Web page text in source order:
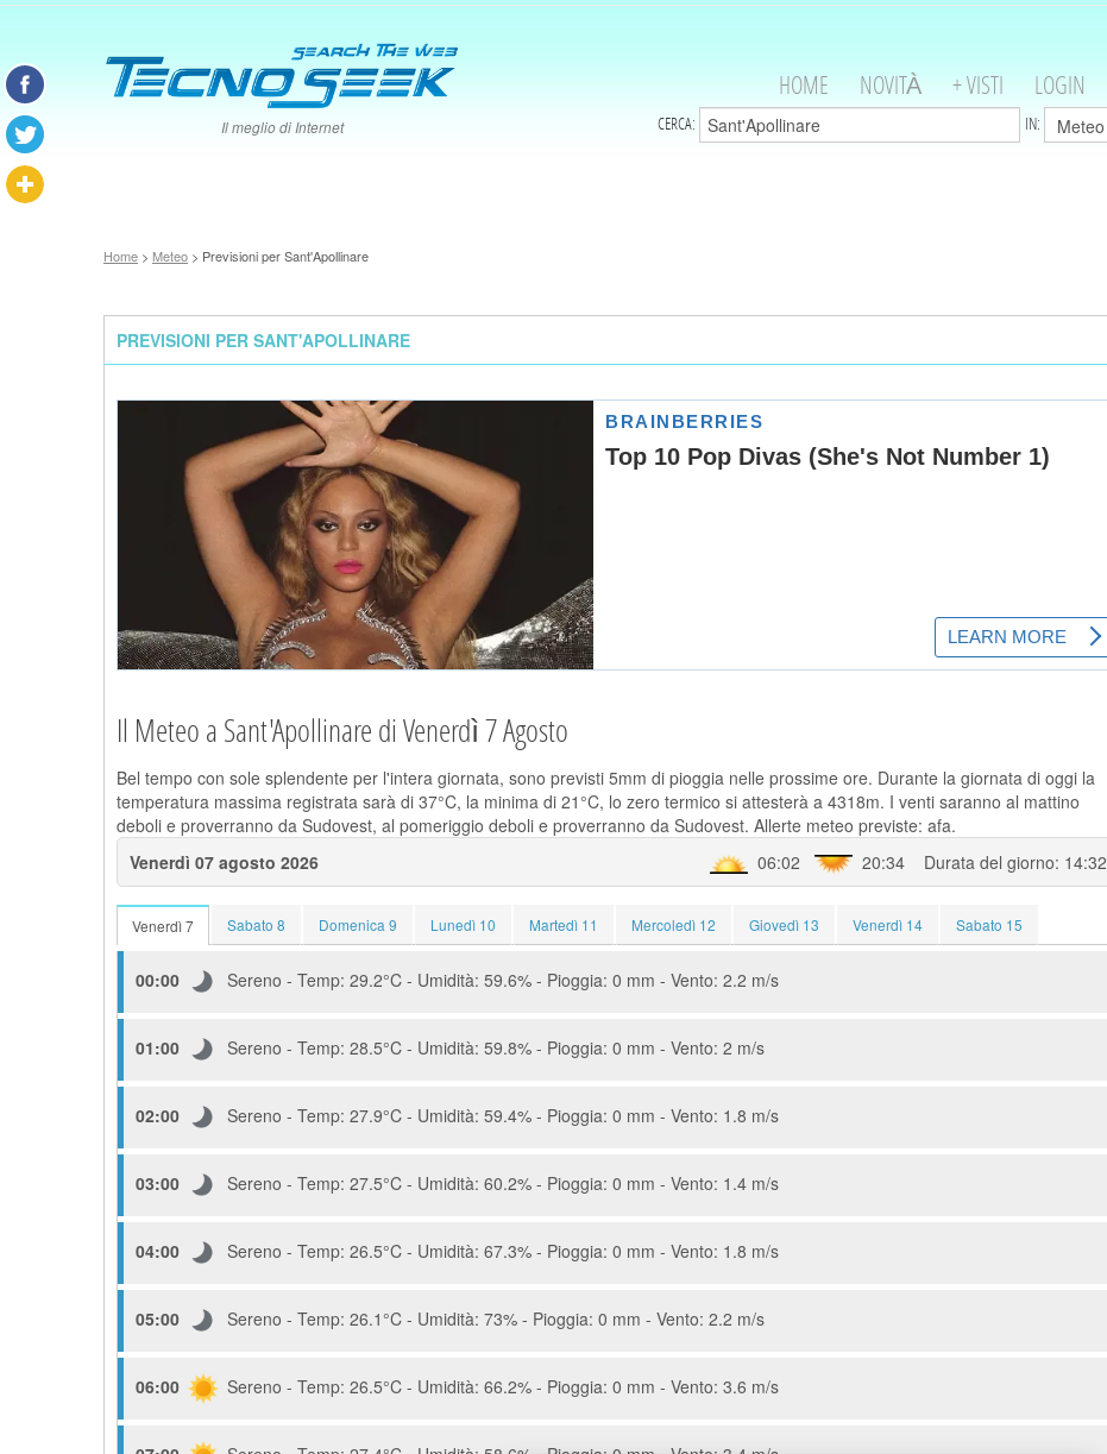
Il meglio di Internet
HOME NOVITÀ + VISTI LOGIN
CERCA: IN:
Home > Meteo > Previsioni per Sant'Apollinare
PREVISIONI PER SANT'APOLLINARE
Il Meteo a Sant'Apollinare di Venerdì 7 Agosto
Bel tempo con sole splendente per l'intera giornata, sono previsti 5mm di pioggia nelle prossime ore. Durante la giornata di oggi la
temperatura massima registrata sarà di 37°C, la minima di 21°C, lo zero termico si attesterà a 4318m. I venti saranno al mattino
deboli e proverranno da Sudovest, al pomeriggio deboli e proverranno da Sudovest. Allerte meteo previste: afa.
Venerdì 07 agosto 2026
06:02 20:34 Durata del giorno: 14:32
Venerdì 7 Sabato 8 Domenica 9 Lunedì 10 Martedì 11 Mercoledì 12 Giovedì 13 Venerdì 14 Sabato 15
00:00 Sereno - Temp: 29.2°C - Umidità: 59.6% - Pioggia: 0 mm - Vento: 2.2 m/s
01:00 Sereno - Temp: 28.5°C - Umidità: 59.8% - Pioggia: 0 mm - Vento: 2 m/s
02:00 Sereno - Temp: 27.9°C - Umidità: 59.4% - Pioggia: 0 mm - Vento: 1.8 m/s
03:00 Sereno - Temp: 27.5°C - Umidità: 60.2% - Pioggia: 0 mm - Vento: 1.4 m/s
04:00 Sereno - Temp: 26.5°C - Umidità: 67.3% - Pioggia: 0 mm - Vento: 1.8 m/s
05:00 Sereno - Temp: 26.1°C - Umidità: 73% - Pioggia: 0 mm - Vento: 2.2 m/s
06:00 Sereno - Temp: 26.5°C - Umidità: 66.2% - Pioggia: 0 mm - Vento: 3.6 m/s